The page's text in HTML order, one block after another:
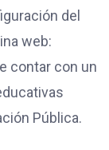
del
web:
contar con un
Pública.